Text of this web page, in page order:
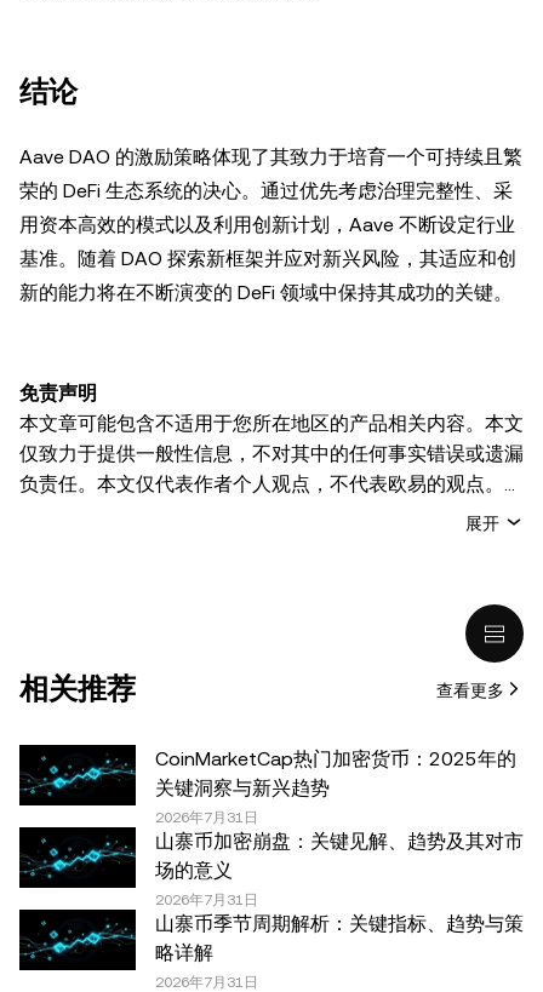
结论
Aave DAO 的激励策略体现了其致力于培育一个可持续且繁
荣的 DeFi 生态系统的决心。通过优先考虑治理完整性、采
用资本高效的模式以及利用创新计划，Aave 不断设定行业
基准。随着 DAO 探索新框架并应对新兴风险，其适应和创
新的能力将在不断演变的 DeFi 领域中保持其成功的关键。
免责声明
本文章可能包含不适用于您所在地区的产品相关内容。本文
仅致力于提供一般性信息，不对其中的任何事实错误或遗漏
负责任。本文仅代表作者个人观点，不代表欧易的观点。
本文无意提供以下任何建议，包括但不限于：(i) 投资建议
(包括稳定币) 涉及高风险，可能会大幅波动，甚至变得毫无
价值。您应根据自己的财务状况仔细考虑交易或持有数字资
产是否适合您。有关您具体情况的问题，请咨询您的法律/
税务/投资专业人士。本文中出现的信息 (包括市场数据和统
数据和图表时已采取了所有合理的谨慎措施，但对于此处表
达的任何事实错误或遗漏，我们不承担任何责任。 © 2025
OKX。本文可以全文复制或分发，也可以使用本文 100 字
或更少的摘录，前提是此类使用是非商业性的。整篇文章的
任何复制或分发亦必须突出说明：“本文版权所有 © 2025
OKX，经许可使用。”允许的摘录必须引用文章名称并包含
出处，例如“文章名称，[作者姓名 (如适用)]，© 2025
OKX”。部分内容可能由人工智能（AI）工具生成或辅助生
展开
相关推荐 查看更多
CoinMarketCap热门加密货币：2025年的
关键洞察与新兴趋势
2026年7月31日
山寨币加密崩盘：关键见解、趋势及其对市
场的意义
2026年7月31日
山寨币季节周期解析：关键指标、趋势与策
略详解
2026年7月31日